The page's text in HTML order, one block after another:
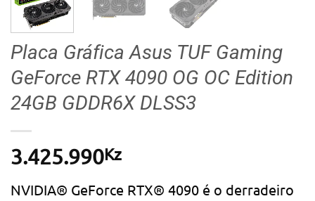
Placa Gráfica Asus TUF Gaming
GeForce RTX 4090 OG OC Edition
24GB GDDR6X DLSS3
3.425.990Kz
NVIDIA® GeForce RTX® 4090 é o derradeiro